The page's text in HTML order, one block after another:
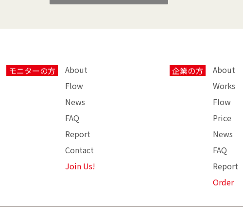
モニターの方
About
Flow
News
FAQ
Report
Contact
Join Us!
企業の方
About
Works
Flow
Price
News
FAQ
Report
Order